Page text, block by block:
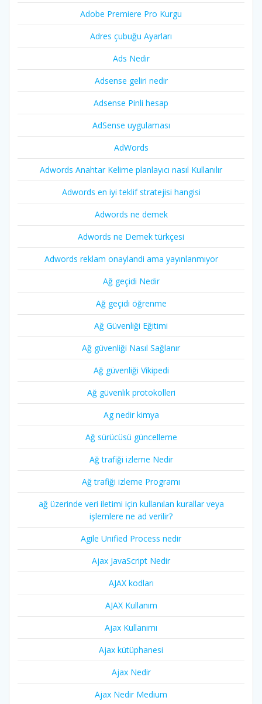
Adobe Premiere Pro Kurgu
Adres çubuğu Ayarları
Ads Nedir
Adsense geliri nedir
Adsense Pinli hesap
AdSense uygulaması
AdWords
Adwords Anahtar Kelime planlayıcı nasıl Kullanılır
Adwords en iyi teklif stratejisi hangisi
Adwords ne demek
Adwords ne Demek türkçesi
Adwords reklam onaylandi ama yayınlanmıyor
Ağ geçidi Nedir
Ağ geçidi öğrenme
Ağ Güvenliği Eğitimi
Ağ güvenliği Nasıl Sağlanır
Ağ güvenliği Vikipedi
Ağ güvenlik protokolleri
Ag nedir kimya
Ağ sürücüsü güncelleme
Ağ trafiği izleme Nedir
Ağ trafiği izleme Programı
ağ üzerinde veri iletimi için kullanılan kurallar veya
işlemlere ne ad verilir?
Agile Unified Process nedir
Ajax JavaScript Nedir
AJAX kodları
AJAX Kullanım
Ajax Kullanımı
Ajax kütüphanesi
Ajax Nedir
Ajax Nedir Medium